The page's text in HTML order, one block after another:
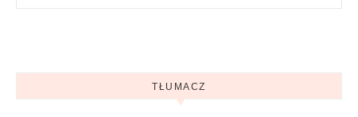
TŁUMACZ